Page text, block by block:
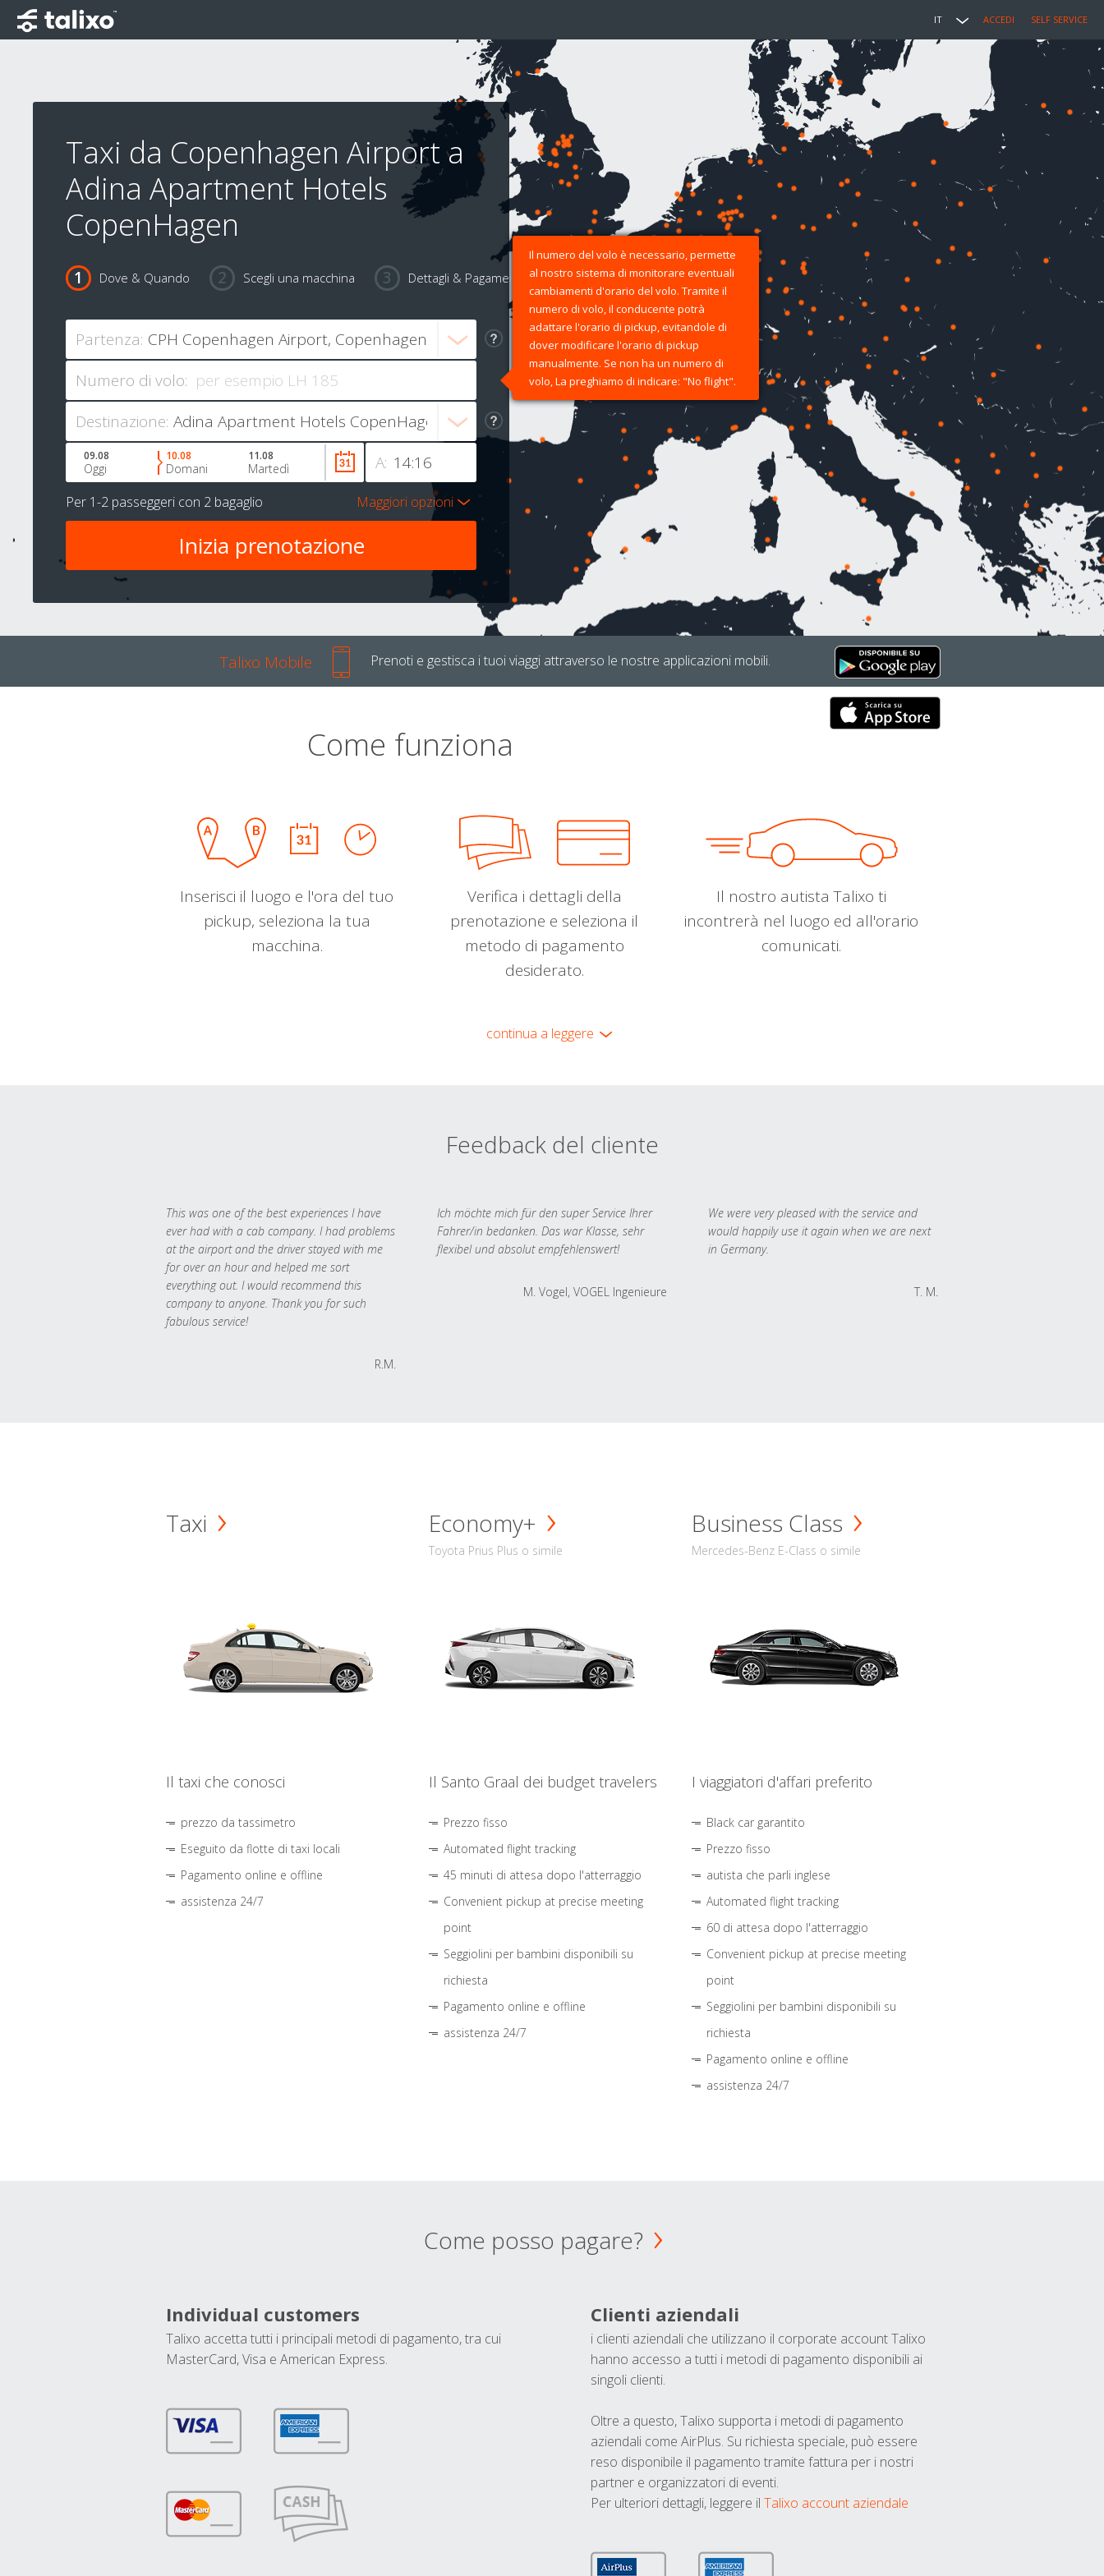
IT ACCEDI SELF SERVICE
Taxi da Copenhagen Airport a
Adina Apartment Hotels
CopenHagen
Dove & Quando Scegli una macchina Dettagli & Pagamento
Partenza:
Numero di volo:
Il numero del volo è necessario, permette
al nostro sistema di monitorare eventuali
cambiamenti d'orario del volo. Tramite il
numero di volo, il conducente potrà
adattare l'orario di pickup, evitandole di
dover modificare l'orario di pickup
manualmente. Se non ha un numero di
volo, La preghiamo di indicare: "No flight".
Destinazione:
A:
09.08
Oggi
10.08
Domani
11.08
Martedì
Per 1-2 passeggeri con 2 bagaglio Maggiori opzioni
Talixo Mobile Prenoti e gestisca i tuoi viaggi attraverso le nostre applicazioni mobili.
Come funziona
Inserisci il luogo e l'ora del tuo
pickup, seleziona la tua
macchina.
Verifica i dettagli della
prenotazione e seleziona il
metodo di pagamento
desiderato.
Il nostro autista Talixo ti
incontrerà nel luogo ed all'orario
comunicati.
continua a leggere
Feedback del cliente
This was one of the best experiences I have
ever had with a cab company. I had problems
at the airport and the driver stayed with me
for over an hour and helped me sort
everything out. I would recommend this
company to anyone. Thank you for such
fabulous service!
R.M.
Ich möchte mich für den super Service Ihrer
Fahrer/in bedanken. Das war Klasse, sehr
flexibel und absolut empfehlenswert!
M. Vogel, VOGEL Ingenieure
We were very pleased with the service and
would happily use it again when we are next
in Germany.
T. M.
Taxi
Il taxi che conosci
prezzo da tassimetro
Eseguito da flotte di taxi locali
Pagamento online e offline
assistenza 24/7
Economy+
Toyota Prius Plus o simile
Il Santo Graal dei budget travelers
Prezzo fisso
Automated flight tracking
45 minuti di attesa dopo l'atterraggio
Convenient pickup at precise meeting
point
Seggiolini per bambini disponibili su
richiesta
Pagamento online e offline
assistenza 24/7
Business Class
Mercedes-Benz E-Class o simile
I viaggiatori d'affari preferito
Black car garantito
Prezzo fisso
autista che parli inglese
Automated flight tracking
60 di attesa dopo l'atterraggio
Convenient pickup at precise meeting
point
Seggiolini per bambini disponibili su
richiesta
Pagamento online e offline
assistenza 24/7
Come posso pagare?
Individual customers
Talixo accetta tutti i principali metodi di pagamento, tra cui
MasterCard, Visa e American Express.
Clienti aziendali
i clienti aziendali che utilizzano il corporate account Talixo
hanno accesso a tutti i metodi di pagamento disponibili ai
singoli clienti.
Oltre a questo, Talixo supporta i metodi di pagamento
aziendali come AirPlus. Su richiesta speciale, può essere
reso disponibile il pagamento tramite fattura per i nostri
partner e organizzatori di eventi.
Per ulteriori dettagli, leggere il Talixo account aziendale